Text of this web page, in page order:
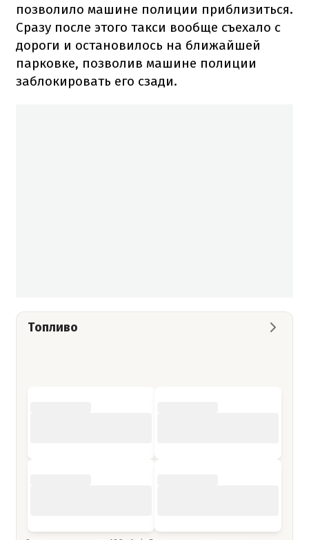
позволило машине полиции приблизиться.
Сразу после этого такси вообще съехало с
дороги и остановилось на ближайшей
парковке, позволив машине полиции
заблокировать его сзади.
Топливо